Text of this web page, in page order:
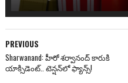
PREVIOUS
Sharwanand: హీరో శ‌ర్వానంద్‌ కారుకి
యాక్సిడెంట్.. టెన్ష‌న్‌లో ఫ్యాన్స్‌!